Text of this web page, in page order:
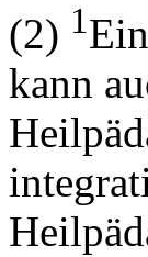
(2) 1
kann